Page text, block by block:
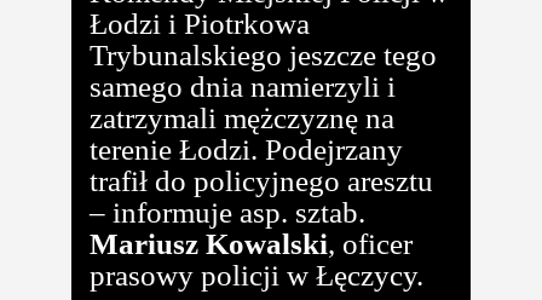
Łodzi i Piotrkowa
Trybunalskiego jeszcze tego
samego dnia namierzyli i
zatrzymali mężczyznę na
terenie Łodzi. Podejrzany
trafił do policyjnego aresztu
– informuje asp. sztab.
Mariusz Kowalski, oficer
prasowy policji w Łęczycy.